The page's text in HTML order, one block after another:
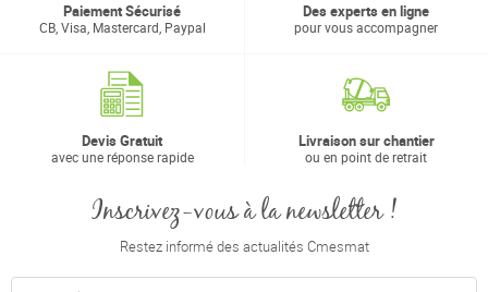
Paiement Sécurisé
CB, Visa, Mastercard, Paypal
Des experts en ligne
pour vous accompagner
Devis Gratuit
avec une réponse rapide
Livraison sur chantier
ou en point de retrait
Inscrivez-vous à la newsletter !
Restez informé des actualités Cmesmat